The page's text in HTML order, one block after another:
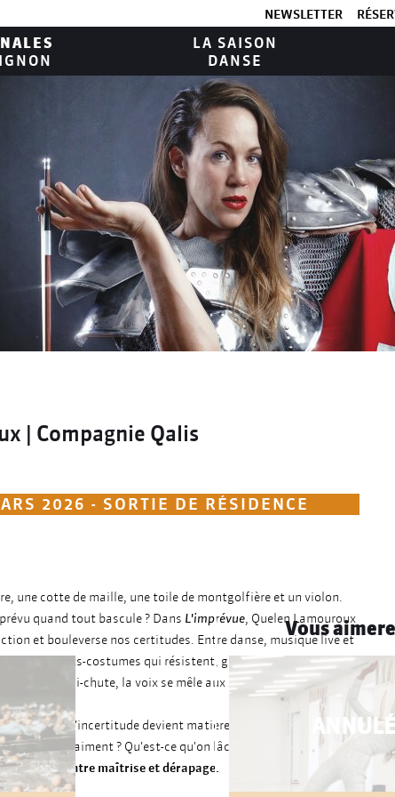
NEWSLETTER
LA SAISON
DANSE
| Compagnie Qalis
2026 - SORTIE DE RÉSIDENCE
une cotte de maille, une toile de montgolfière et un violon.
quand tout bascule ? Dans L'imprévue, Quelen Lamouroux
et bouleverse nos certitudes. Entre danse, musique live et
des objets-costumes qui résistent, glissent, contraignent.
dans la quasi-chute, la voix se mêle aux percussions et aux
où l'incertitude devient matière à danser. Avec humour
tient-on vraiment ? Qu'est-ce qu'on lâche pour continuer ?
fragilités, entre maîtrise et dérapage.
Vous
ANNULÉ